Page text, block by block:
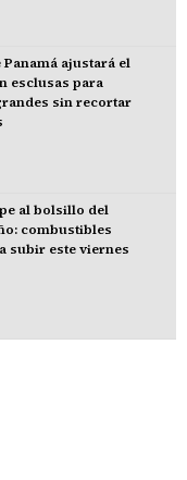
Panamá ajustará el
esclusas para
sin recortar
al bolsillo del
combustibles
subir este viernes